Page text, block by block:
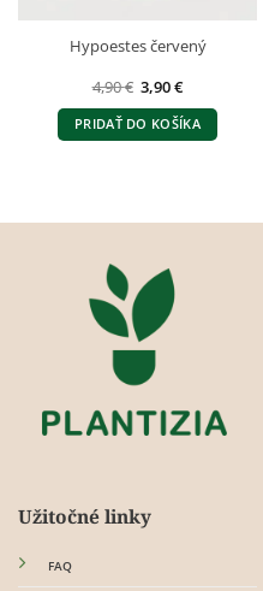
Hypoestes červený
4,90€ Pôvodná
cena
bola:
4,90 €.
3,90€Aktuálna
je:
3,90 €.
PRIDAŤ DO KOŠÍKA
Užitočné linky
FAQ